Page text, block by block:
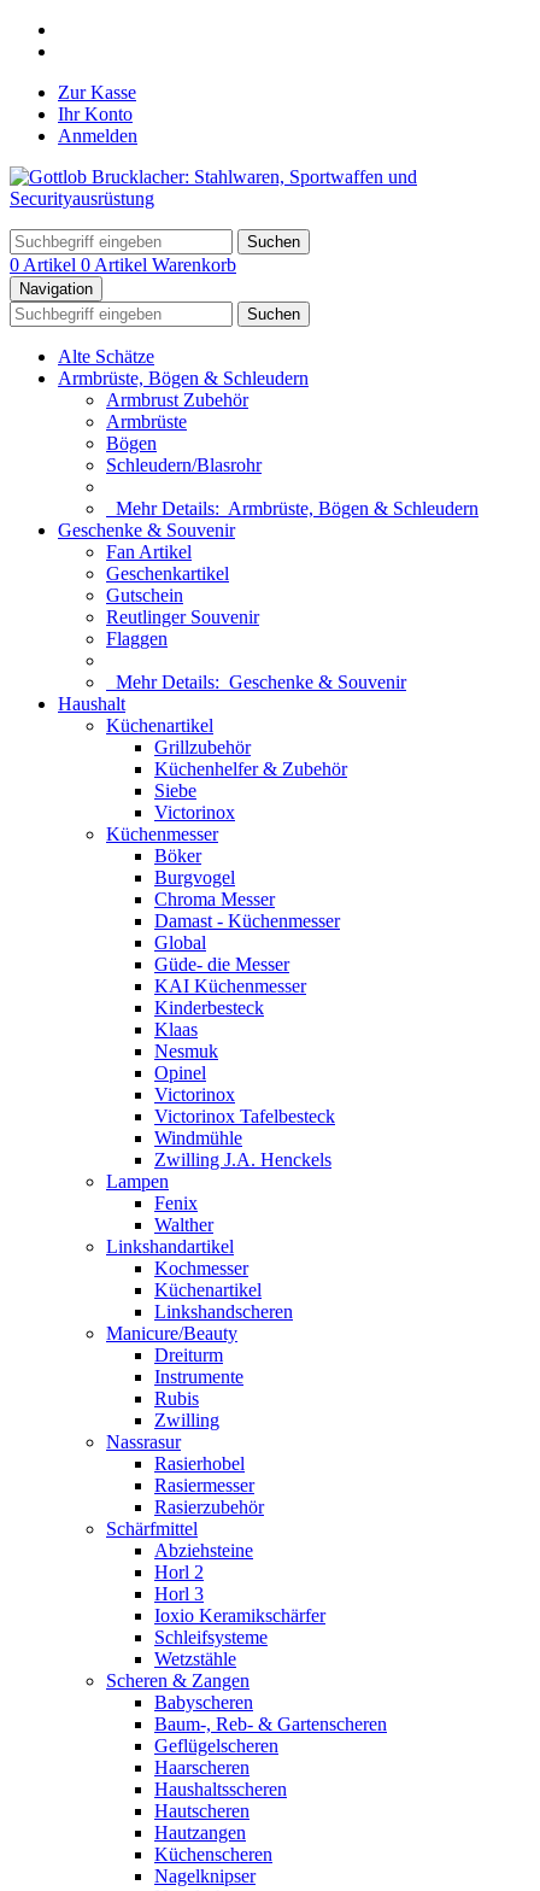
Zur Kasse
Ihr Konto
Anmelden
Suchen
0 Artikel 0 Artikel Warenkorb
Navigation
Suchen
Alte Schätze
Armbrüste, Bögen & Schleudern
Armbrust Zubehör
Armbrüste
Bögen
Schleudern/Blasrohr
Mehr Details: Armbrüste, Bögen & Schleudern
Geschenke & Souvenir
Fan Artikel
Geschenkartikel
Gutschein
Reutlinger Souvenir
Flaggen
Mehr Details: Geschenke & Souvenir
Haushalt
Küchenartikel
Grillzubehör
Küchenhelfer & Zubehör
Siebe
Victorinox
Küchenmesser
Böker
Burgvogel
Chroma Messer
Damast - Küchenmesser
Global
Güde- die Messer
KAI Küchenmesser
Kinderbesteck
Klaas
Nesmuk
Opinel
Victorinox
Victorinox Tafelbesteck
Windmühle
Zwilling J.A. Henckels
Lampen
Fenix
Walther
Linkshandartikel
Kochmesser
Küchenartikel
Linkshandscheren
Manicure/Beauty
Dreiturm
Instrumente
Rubis
Zwilling
Nassrasur
Rasierhobel
Rasiermesser
Rasierzubehör
Schärfmittel
Abziehsteine
Horl 2
Horl 3
Ioxio Keramikschärfer
Schleifsysteme
Wetzstähle
Scheren & Zangen
Babyscheren
Baum-, Reb- & Gartenscheren
Geflügelscheren
Haarscheren
Haushaltsscheren
Hautscheren
Hautzangen
Küchenscheren
Nagelknipser